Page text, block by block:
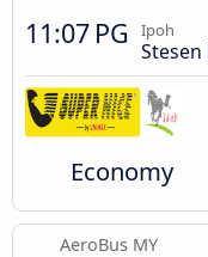
11:07 PG Ipoh
Stesen
Economy
AeroBus MY